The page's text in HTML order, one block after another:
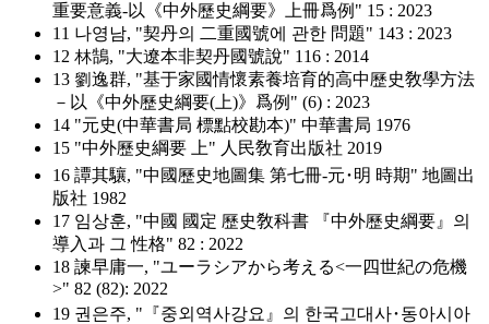
重要意義-以《中外歷史綱要》上冊爲例" 15 : 2023
11 나영남, "契丹의 二重國號에 관한 問題" 143 : 2023
12 林鵠, "大遼本非契丹國號說" 116 : 2014
13 劉逸群, "基于家國情懷素養培育的高中歷史敎學方法
－以《中外歷史綱要(上)》爲例" (6) : 2023
14 "元史(中華書局 標點校勘本)" 中華書局 1976
15 "中外歷史綱要 上" 人民敎育出版社 2019
16 譚其驤, "中國歷史地圖集 第七冊-元･明 時期" 地圖出
版社 1982
17 임상훈, "中國 國定 歷史敎科書 『中外歷史綱要』의
導入과 그 性格" 82 : 2022
18 諫早庸一, "ユーラシアから考える<一四世紀の危機
>" 82 (82): 2022
19 권은주, "『중외역사강요』의 한국고대사･동아시아